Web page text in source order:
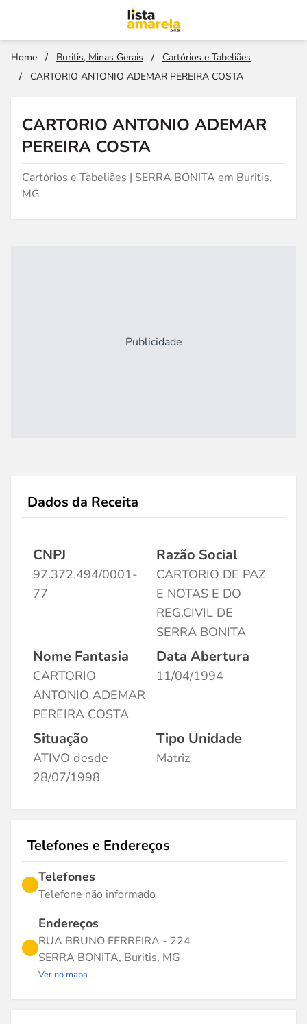
Home / Buritis, Minas Gerais /
Cartórios e Tabeliães
/
CARTORIO ANTONIO ADEMAR PEREIRA COSTA
CARTORIO ANTONIO ADEMAR
PEREIRA COSTA
Cartórios e Tabeliães | SERRA BONITA em Buritis,
MG
Publicidade
Dados da Receita
CNPJ
97.372.494/0001-
77
Razão Social
CARTORIO DE PAZ
E NOTAS E DO
REG.CIVIL DE
SERRA BONITA
Nome Fantasia
CARTORIO
ANTONIO ADEMAR
PEREIRA COSTA
Data Abertura
11/04/1994
Situação
ATIVO desde
28/07/1998
Tipo Unidade
Matriz
Telefones e Endereços
Telefones
Telefone não informado
Endereços
RUA BRUNO FERREIRA - 224
SERRA BONITA, Buritis, MG
Ver no mapa